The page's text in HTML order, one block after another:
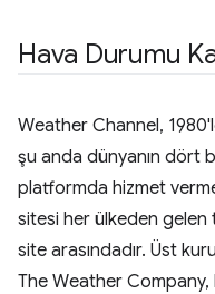
Hava Durumu
Weather Channel,
şu anda dünyanın dört
platformda hizmet
sitesi her ülkeden
site arasındadır. Üst
The Weather